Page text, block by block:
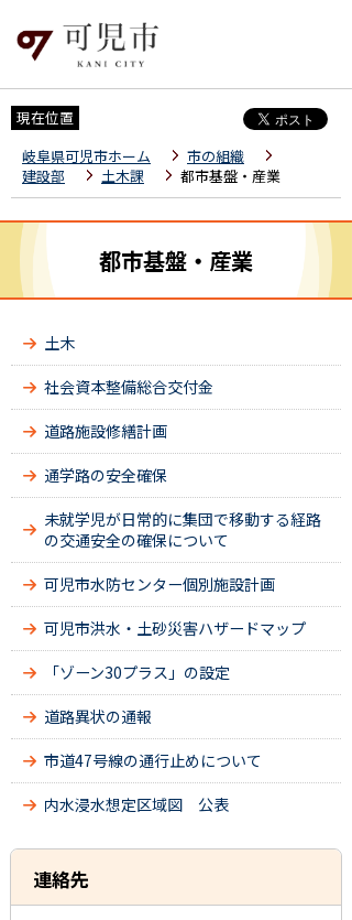
現在位置
岐阜県可児市ホーム
市の組織
建設部
土木課 都市基盤・産業
都市基盤・産業
土木
社会資本整備総合交付金
道路施設修繕計画
通学路の安全確保
未就学児が日常的に集団で移動する経路
の交通安全の確保について
可児市水防センター個別施設計画
可児市洪水・土砂災害ハザードマップ
「ゾーン30プラス」の設定
道路異状の通報
市道47号線の通行止めについて
内水浸水想定区域図 公表
連絡先